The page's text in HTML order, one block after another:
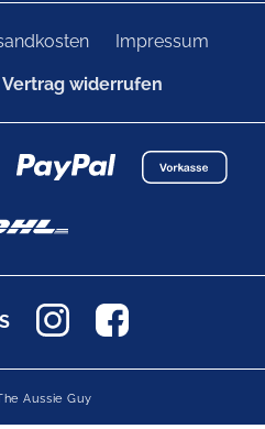
Impressum
Vertrag widerrufen
Aussie Guy